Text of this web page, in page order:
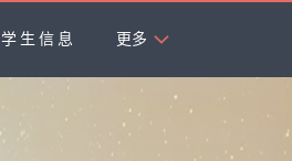
学生信息 更多